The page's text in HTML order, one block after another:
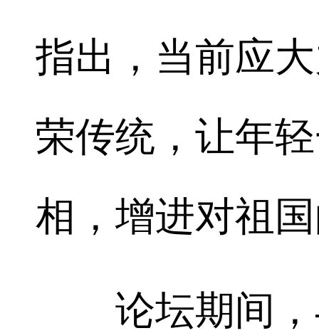
指出，当前应
荣传统，让年
相，增进对祖
论坛期间，